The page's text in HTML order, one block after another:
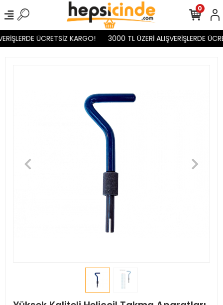
ÜCRETSİZ KARGO! 3000 TL ÜZERİ ALIŞVERİŞLERDE
0